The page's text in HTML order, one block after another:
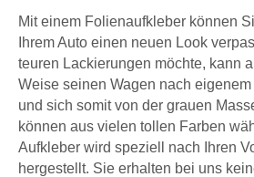
Mit einem Folienaufkleber können
Ihrem Auto einen neuen Look
teuren Lackierungen möchte, kann
Weise seinen Wagen nach
und sich somit von der grauen
können aus vielen tollen Farben
Aufkleber wird speziell nach Ihren
hergestellt. Sie erhalten bei uns